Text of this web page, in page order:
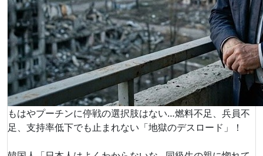
もはやプーチンに停戦の選択肢はない…燃料不足、兵員不
足、支持率低下でも止まれない「地獄のデスロード」！